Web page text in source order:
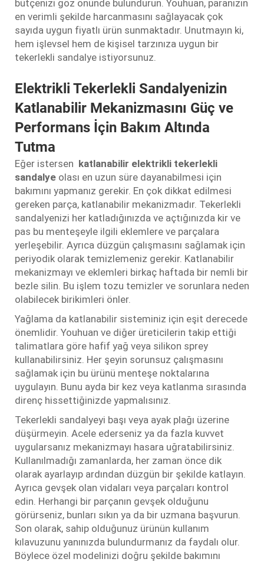
bütçenizi göz önünde bulundurun. Youhuan, paranızın
en verimli şekilde harcanmasını sağlayacak çok
sayıda uygun fiyatlı ürün sunmaktadır. Unutmayın ki,
hem işlevsel hem de kişisel tarzınıza uygun bir
tekerlekli sandalye istiyorsunuz.
Elektrikli Tekerlekli Sandalyenizin
Katlanabilir Mekanizmasını Güç ve
Performans İçin Bakım Altında
Tutma
Eğer istersen katlanabilir elektrikli tekerlekli
sandalye olası en uzun süre dayanabilmesi için
bakımını yapmanız gerekir. En çok dikkat edilmesi
gereken parça, katlanabilir mekanizmadır. Tekerlekli
sandalyenizi her katladığınızda ve açtığınızda kir ve
pas bu menteşeyle ilgili eklemlere ve parçalara
yerleşebilir. Ayrıca düzgün çalışmasını sağlamak için
periyodik olarak temizlemeniz gerekir. Katlanabilir
mekanizmayı ve eklemleri birkaç haftada bir nemli bir
bezle silin. Bu işlem tozu temizler ve sorunlara neden
olabilecek birikimleri önler.
Yağlama da katlanabilir sisteminiz için eşit derecede
önemlidir. Youhuan ve diğer üreticilerin takip ettiği
talimatlara göre hafif yağ veya silikon sprey
kullanabilirsiniz. Her şeyin sorunsuz çalışmasını
sağlamak için bu ürünü menteşe noktalarına
uygulayın. Bunu ayda bir kez veya katlanma sırasında
direnç hissettiğinizde yapmalısınız.
Tekerlekli sandalyeyi başı veya ayak plağı üzerine
düşürmeyin. Acele ederseniz ya da fazla kuvvet
uygularsanız mekanizmayı hasara uğratabilirsiniz.
Kullanılmadığı zamanlarda, her zaman önce dik
olarak ayarlayıp ardından düzgün bir şekilde katlayın.
Ayrıca gevşek olan vidaları veya parçaları kontrol
edin. Herhangi bir parçanın gevşek olduğunu
görürseniz, bunları sıkın ya da bir uzmana başvurun.
Son olarak, sahip olduğunuz ürünün kullanım
kılavuzunu yanınızda bulundurmanız da faydalı olur.
Böylece özel modelinizi doğru şekilde bakımını